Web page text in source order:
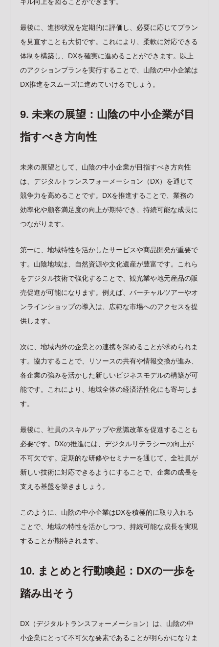
最後に、進捗状況を定期的に評価し、必要に応じてプラン
を見直すことも大切です。これにより、柔軟に対応できる
体制を構築し、DXを確実に進めることができます。以上
のアクションプランを実行することで、山陰の中小企業は
DX推進をスムーズに進めていけるでしょう。
9. 未来の展望：山陰の中小企業が目
指すべき方向性
未来の展望として、山陰の中小企業が目指すべき方向性
は、デジタルトランスフォーメーション（DX）を通じて
競争力を高めることです。DXを推進することで、業務の
効率化や顧客満足度の向上が期待でき、持続可能な成長に
つながります。
第一に、地域特性を活かしたサービスや商品開発が重要で
す。山陰地域は、自然資源や文化遺産が豊富です。これら
をデジタル技術で強化することで、観光業や地元産品の販
売促進が可能になります。例えば、バーチャルツアーやオ
ンラインショップの導入は、広範な市場へのアクセスを提
供します。
次に、地域内外の企業との連携を深めることが求められま
す。協力することで、リソースの共有や情報交換が進み、
各企業の強みを活かした新しいビジネスモデルの構築が可
能です。これにより、地域全体の経済活性化にも寄与しま
す。
最後に、社員のスキルアップや意識改革を促進することも
必要です。DXの推進には、デジタルリテラシーの向上が
不可欠です。定期的な研修やセミナーを通じて、全社員が
新しい技術に対応できるようにすることで、企業の成長を
支える基盤を築きましょう。
このように、山陰の中小企業はDXを積極的に取り入れる
ことで、地域の特性を活かしつつ、持続可能な成長を実現
することが期待されます。
10. まとめと行動喚起：DXの一歩を
踏み出そう
DX（デジタルトランスフォーメーション）は、山陰の中
小企業にとって不可欠な要素であることが明らかになりま